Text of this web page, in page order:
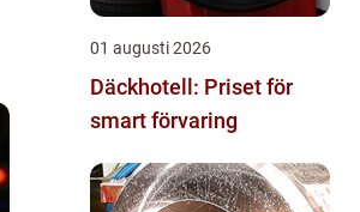
01 augusti 2026
Däckhotell: Priset för
smart förvaring